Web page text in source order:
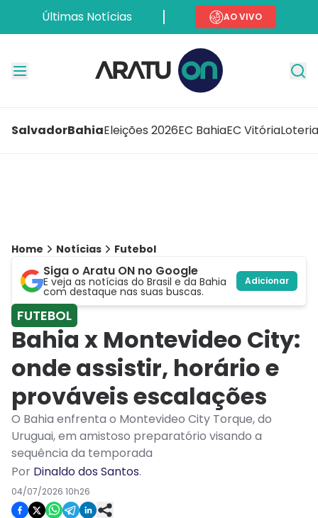
Últimas Notícias AO VIVO
SalvadorBahiaEleições 2026EC BahiaEC Vitória
Home Notícias Futebol
Siga o Aratu ON no Google
E veja as notícias do Brasil e da Bahia
com destaque nas suas buscas.
Adicionar
FUTEBOL
Bahia x Montevideo City:
onde assistir, horário e
prováveis escalações
O Bahia enfrenta o Montevideo City Torque, do
Uruguai, em amistoso preparatório visando a
sequência da temporada
Por Dinaldo dos Santos.
04/07/2026 10h26